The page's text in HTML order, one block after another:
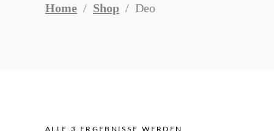
Home / Shop / Deo
ALLE 3 ERGEBNISSE WERDEN